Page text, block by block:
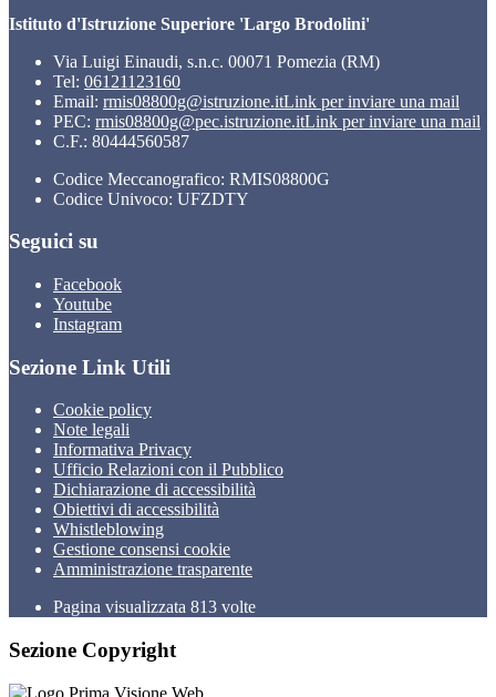
Istituto d'Istruzione Superiore 'Largo Brodolini'
Via Luigi Einaudi, s.n.c. 00071 Pomezia (RM)
Tel: 06121123160
Email: rmis08800g@istruzione.itLink per inviare una mail
PEC: rmis08800g@pec.istruzione.itLink per inviare una mail
C.F.: 80444560587
Codice Meccanografico: RMIS08800G
Codice Univoco: UFZDTY
Seguici su
Facebook
Youtube
Instagram
Sezione Link Utili
Cookie policy
Note legali
Informativa Privacy
Ufficio Relazioni con il Pubblico
Dichiarazione di accessibilità
Obiettivi di accessibilità
Whistleblowing
Gestione consensi cookie
Amministrazione trasparente
Pagina visualizzata 813 volte
Sezione Copyright